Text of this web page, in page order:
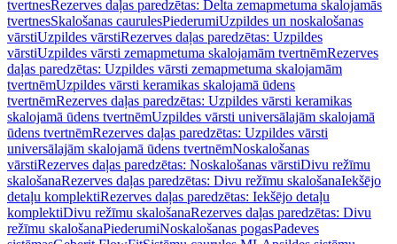
tvertnesRezerves daļas paredzētas: Delta zemapmetuma skalojamās
tvertnesSkalošanas caurulesPiederumiUzpildes un noskalošanas
vārstiUzpildes vārstiRezerves daļas paredzētas: Uzpildes
vārstiUzpildes vārsti zemapmetuma skalojamām tvertnēmRezerves
daļas paredzētas: Uzpildes vārsti zemapmetuma skalojamām
tvertnēmUzpildes vārsti keramikas skalojamā ūdens
tvertnēmRezerves daļas paredzētas: Uzpildes vārsti keramikas
skalojamā ūdens tvertnēmUzpildes vārsti universālajām skalojamā
ūdens tvertnēmRezerves daļas paredzētas: Uzpildes vārsti
universālajām skalojamā ūdens tvertnēmNoskalošanas
vārstiRezerves daļas paredzētas: Noskalošanas vārstiDivu režīmu
skalošanaRezerves daļas paredzētas: Divu režīmu skalošanaIekšējo
detaļu komplektiRezerves daļas paredzētas: Iekšējo detaļu
komplektiDivu režīmu skalošanaRezerves daļas paredzētas: Divu
režīmu skalošanaPiederumiNoskalošanas pogasPadeves